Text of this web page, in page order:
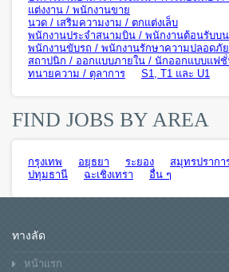
แต่งงาน / พนักงานขาย
นวด / เสริมความงาม / ตกแต่งเล็บ
พนักงานประจำสนามบิน / พนักงานต้อนรับบน
พนักงานขับรถ / พนักงานรักษาความปลอดภัย
สถาปนิก / ออกแบบภายใน / นักออกแบบแฟ
ทนายความ / ตุลาการ
S1, T1 และ U1
FIND JOBS BY AREA
กรุงเทพ อยุธยา ระยอง สมุทรปรากา
ปทุมธานี
ฉะเชิงเทรา อื่น ๆ
ทางลัด
หน้าแรก